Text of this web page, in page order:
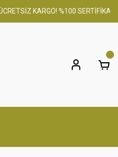
%100 SERTİFİKALI ORİJİNAL